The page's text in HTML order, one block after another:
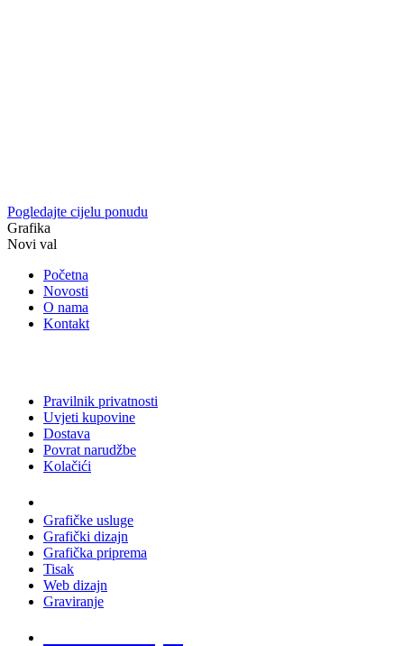
Pogledajte cijelu ponudu
Grafika
Novi val
Početna
Novosti
O nama
Kontakt
Pravilnik privatnosti
Uvjeti kupovine
Dostava
Povrat narudžbe
Kolačići
Grafičke usluge
Grafički dizajn
Grafička priprema
Tisak
Web dizajn
Graviranje